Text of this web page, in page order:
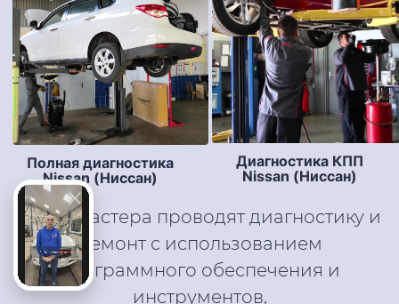
Полная диагностика
Nissan (Ниссан)
Диагностика КПП
Nissan (Ниссан)
Наши мастера проводят диагностику и
ремонт с использованием
программного обеспечения и
инструментов,